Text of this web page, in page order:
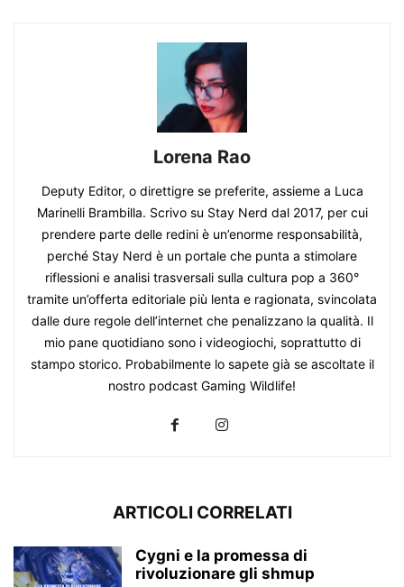
Lorena Rao
Deputy Editor, o direttigre se preferite, assieme a Luca
Marinelli Brambilla. Scrivo su Stay Nerd dal 2017, per cui
prendere parte delle redini è un’enorme responsabilità,
perché Stay Nerd è un portale che punta a stimolare
riflessioni e analisi trasversali sulla cultura pop a 360°
tramite un’offerta editoriale più lenta e ragionata, svincolata
dalle dure regole dell’internet che penalizzano la qualità. Il
mio pane quotidiano sono i videogiochi, soprattutto di
stampo storico. Probabilmente lo sapete già se ascoltate il
nostro podcast Gaming Wildlife!
ARTICOLI CORRELATI
Cygni e la promessa di
rivoluzionare gli shmup